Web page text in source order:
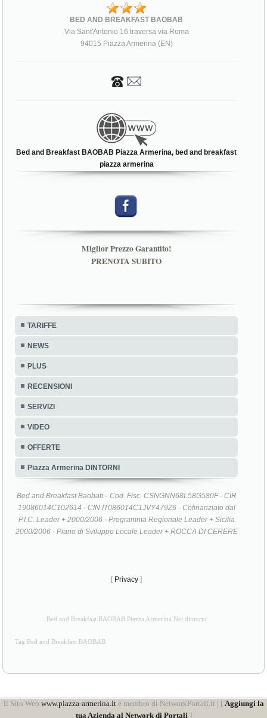
BED AND BREAKFAST BAOBAB
Via Sant'Antonio 16 traversa via Roma
94015 Piazza Armerina (EN)
Bed and Breakfast BAOBAB Piazza Armerina, bed and breakfast
piazza armerina
Miglior Prezzo Garantito!
PRENOTA SUBITO
TARIFFE
NEWS
PLUS
RECENSIONI
SERVIZI
VIDEO
OFFERTE
Piazza Armerina DINTORNI
Bed and Breakfast Baobab - Cod. Fisc. CSNGNN68L58G580F - CIR
19086014C102614 - CIN IT086014C1JVY479Z6 - Cofinanziato dal
P.I.C. Leader + 2000/2006 - Programma Regionale Leader + Sicilia
2000/2006 - Piano di Sviluppo Locale Leader + ROCCA DI CERERE
[ Privacy ]
Bed and Breakfast BAOBAB Piazza Armerina Nei dintorni
Tag Bed and Breakfast BAOBAB
il Sito Web www.piazza-armerina.itè membro di NetworkPortali.it | [ Aggiungi la
tua Azienda al Network di Portali]